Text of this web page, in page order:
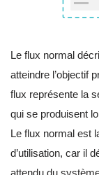
Le flux normal
atteindre l’objectif
flux représente la
qui se produisent
Le flux normal est
d’utilisation, car il
attendu du